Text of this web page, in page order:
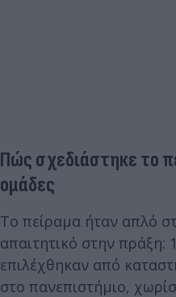
Πώς σχεδιάστηκε το
ομάδες
Το πείραμα ήταν απλό
απαιτητικό στην πράξη:
επιλέχθηκαν από
στο πανεπιστήμιο,